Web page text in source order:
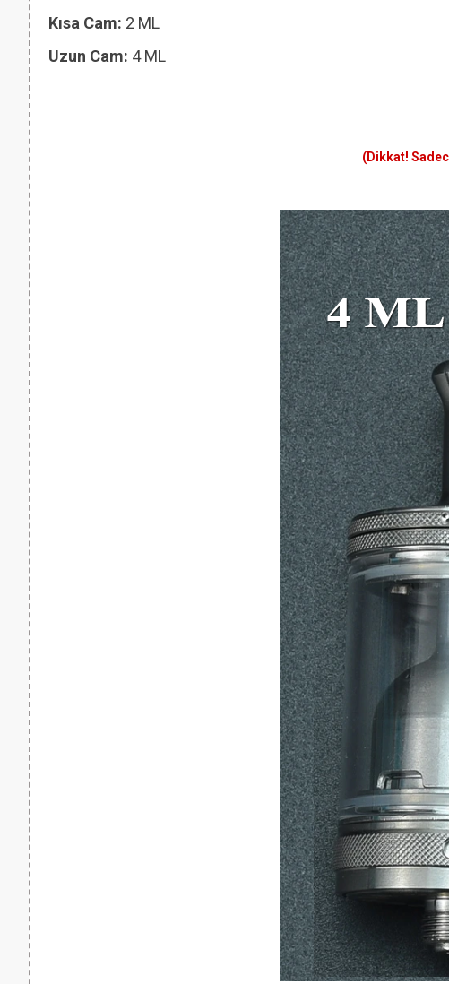
Kısa Cam: 2 ML
Uzun Cam: 4 ML
(Dikkat!